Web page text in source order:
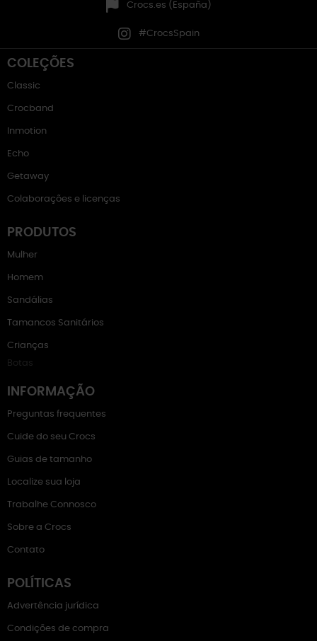
Crocs.es (España)
#CrocsSpain
COLEÇÕES
Classic
Crocband
Inmotion
Echo
Getaway
Colaborações e licenças
PRODUTOS
Mulher
Homem
Sandálias
Tamancos Sanitários
Crianças
Botas
INFORMAÇÃO
Preguntas frequentes
Cuide do seu Crocs
Guias de tamanho
Localize sua loja
Trabalhe Connosco
Sobre a Crocs
Contato
POLÍTICAS
Advertência jurídica
Condições de compra